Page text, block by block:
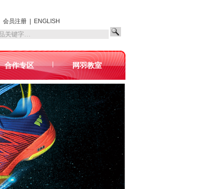
会员注册 ENGLISH
合作专区 | 网羽教室